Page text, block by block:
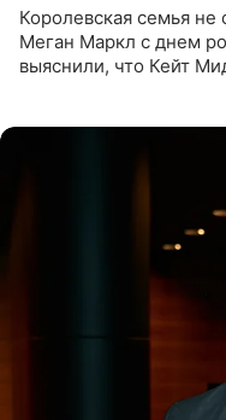
Королевская семья не
Меган Маркл с днем
выяснили, что Кейт